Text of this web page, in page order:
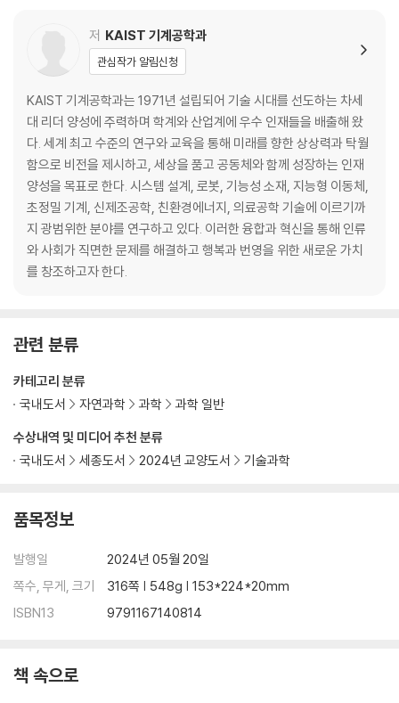
· 전점 뜨거워지는 세상, 열과의 전쟁│남영석
3장 미래를 그리는 첨단 생산 기술
· 생각하는 기계, 산업에 혁신을 일으키다│유승화
· ‘현대 문명의 쌀’, 반도체 기술의 핵심│김영진
· 자동차부터 심장까지 개인 맞춤형으로 제작하는 시대│김산하
· 커피, 와인, 위스키, 음료를 바라보는 공학자의 눈│김형수
· 피라미드와 우주태양광발전 구조물의 공통점은?│김성수
2부 인간을 진화시키는 공학
4장 눈에 보이지 않지만 항상 우리 곁에 있는 기계
· 大를 위한 小의 역학│심기동
· 스타트업을 꿈꾸는 기계공학자│윤용진
5장 새로운 의료 패러다임을 이끄는 공학
· 빛이 있으라!│유홍기
· 내 몸 밖에 내 장기를 만들 수 있을까?│전성윤
· 생명체를 닮아가는 로봇│경기욱
· 내 몸 안에 기계역학이 숨쉰다│구승범
· 뉴턴의 후예들, 뇌와 기계를 연결하다│이필승
저 KAIST 기계공학과
관심작가 알림신청
KAIST 기계공학과는 1971년 설립되어 기술 시대를 선도하는 차세
대 리더 양성에 주력하며 학계와 산업계에 우수 인재들을 배출해 왔
다. 세계 최고 수준의 연구와 교육을 통해 미래를 향한 상상력과 탁월
함으로 비전을 제시하고, 세상을 품고 공동체와 함께 성장하는 인재
양성을 목표로 한다. 시스템 설계, 로봇, 기능성 소재, 지능형 이동체,
초정밀 기계, 신제조공학, 친환경에너지, 의료공학 기술에 이르기까
지 광범위한 분야를 연구하고 있다. 이러한 융합과 혁신을 통해 인류
와 사회가 직면한 문제를 해결하고 행복과 번영을 위한 새로운 가치
를 창조하고자 한다.
관련 분류
수상내역 및 미디어 추천 분류
국내도서
세종도서 2024년 교양도서 기술과학
카테고리 분류
국내도서
자연과학 과학 과학 일반
품목정보
발행일
2024년 05월 20일
쪽수, 무게, 크기
316쪽 | 548g | 153*224*20mm
ISBN13
9791167140814
책 속으로